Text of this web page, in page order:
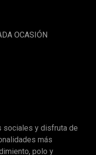
OCASIÓN
sociales y disfruta de
más
polo y